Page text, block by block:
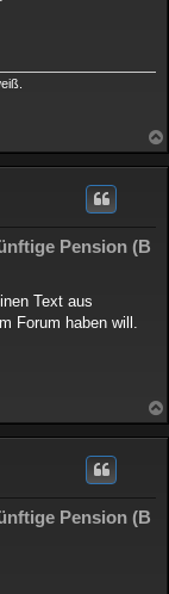
Pension (B
Text aus
Forum haben will.
Pension (B